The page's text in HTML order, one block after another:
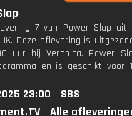
7 van Power Slap uit
Deze aflevering is
uur bij Veronica. Power
en is geschikt voor
23:00
SBS
Alle